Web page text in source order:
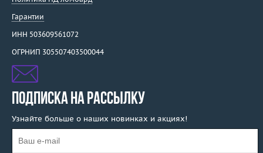
Гарантии
ИНН 503609561072
ОГРНИП 305507403500044
ПОДПИСКА НА РАССЫЛКУ
Узнайте больше о наших новинках и акциях!